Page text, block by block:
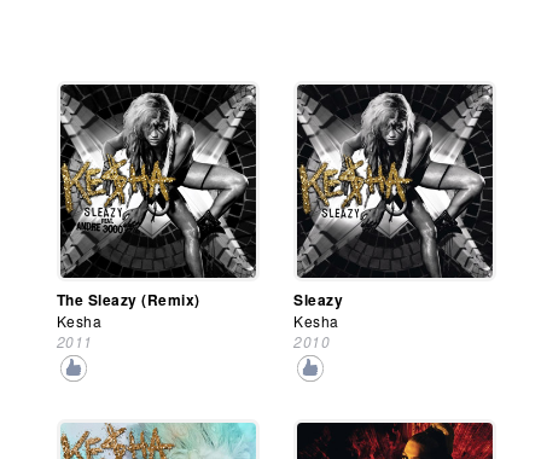
The Sleazy (Remix)
Kesha
2011
Sleazy
Kesha
2010